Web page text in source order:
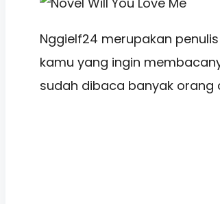
Nggielf24 merupakan
kamu yang ingin
sudah dibaca banyak orang